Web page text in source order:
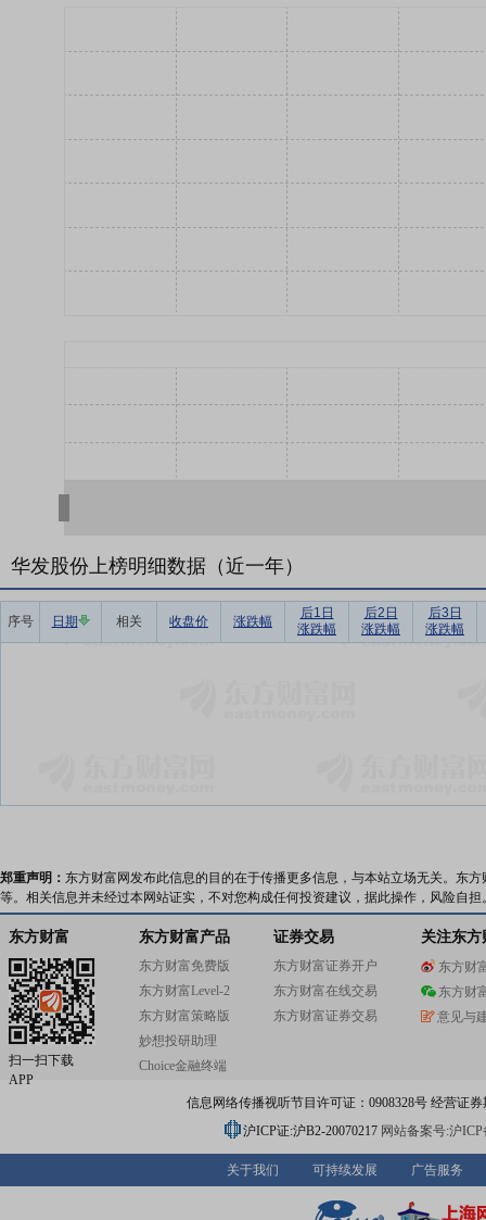
华发股份上榜明细数据（近一年）
序号 日期 相关 收盘价 涨跌幅
后1日
涨跌幅
后2日
涨跌幅
后3日
涨跌幅
郑重声明： 东方财富网发布此信息的目的在于传播更多信息，与本站立场无关。东
等。相关信息并未经过本网站证实，不对您构成任何投资建议，据此操作，风险自担